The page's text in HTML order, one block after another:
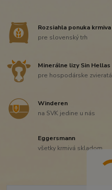
Rozsiahla ponuka krmiva
pre slovenský trh
Minerálne lizy Sin Hellas
pre hospodárske zvieratá
Winderen
na SVK jedine u nás
Eggersmann
všetky krmivá skladom